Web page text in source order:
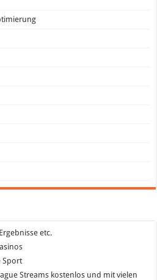
etc.
Sport
Streams kostenlos und mit vielen